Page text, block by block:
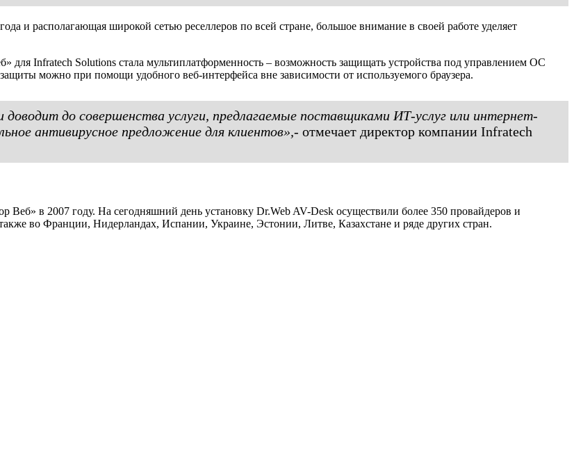
и располагающая широкой сетью реселлеров по всей стране, большое внимание в своей работе уделяет
Infratech Solutions стала мультиплатформенность – возможность защищать устройства под управлением ОС
можно при помощи удобного веб-интерфейса вне зависимости от используемого браузера.
доводит до совершенства услуги, предлагаемые поставщиками ИТ-услуг или интернет-
антивирусное предложение для клиентов»,- отмечает директор компании Infratech
Веб» в 2007 году. На сегодняшний день установку Dr.Web AV-Desk осуществили более 350 провайдеров и
во Франции, Нидерландах, Испании, Украине, Эстонии, Литве, Казахстане и ряде других стран.